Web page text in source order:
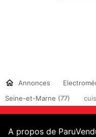
Annonces
Seine-et-Marne (77)
A propos de